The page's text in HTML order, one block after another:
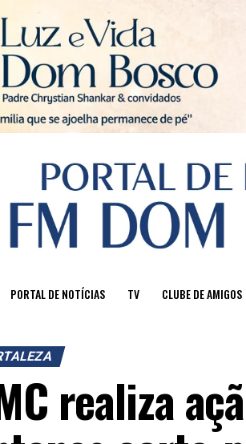
PORTAL DE NOTÍCIAS TV CLUBE DE AMIGOS
realiza
Sair da versão mobile